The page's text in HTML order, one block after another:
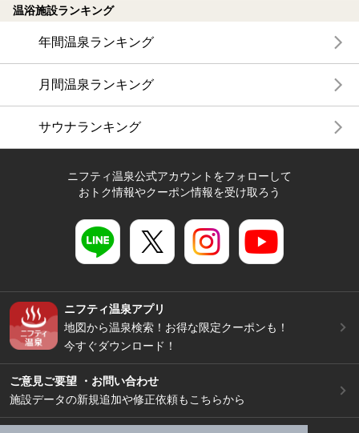
温浴施設ランキング
年間温泉ランキング
月間温泉ランキング
サウナランキング
ニフティ温泉公式アカウントをフォローして
おトク情報やクーポン情報を受け取ろう
ニフティ温泉アプリ
地図から温泉検索！お得な限定クーポンも！
今すぐダウンロード！
ご意見ご要望 ・お問い合わせ
施設データの新規追加や修正依頼もこちらから